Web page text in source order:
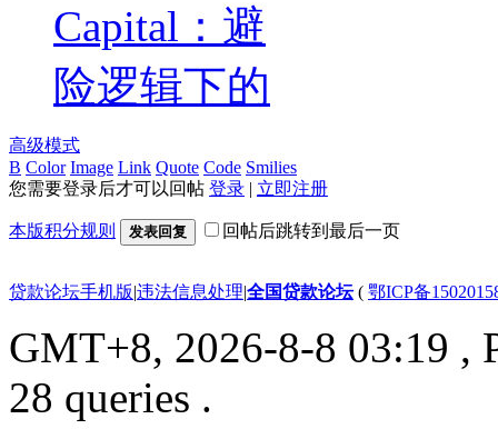
Capital：避
险逻辑下的
高级模式
B Color Image Link Quote Code Smilies
您需要登录后才可以回帖 登录 | 立即注册
本版积分规则 发表回复 回帖后跳转到最后一页
贷款论坛手机版|违法信息处理|全国贷款论坛( 鄂ICP备
GMT+8, 2026-8-8 03:19 ,
28 queries .